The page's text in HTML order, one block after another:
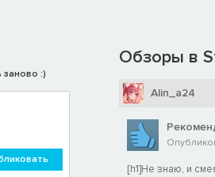
заново :)
Обзоры в
Alin_a24
[h1]Не знаю, и